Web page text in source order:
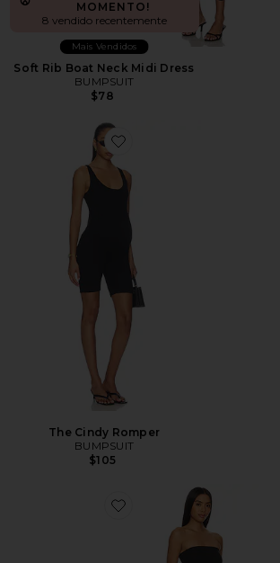
MOMENTO!
8 vendido recentemente
Mais Vendidos
Soft Rib Boat Neck Midi Dress
BUMPSUIT
$78
Favorite The Cindy Romper
The Cindy Romper
BUMPSUIT
$105
Favorite The Zoe Dress